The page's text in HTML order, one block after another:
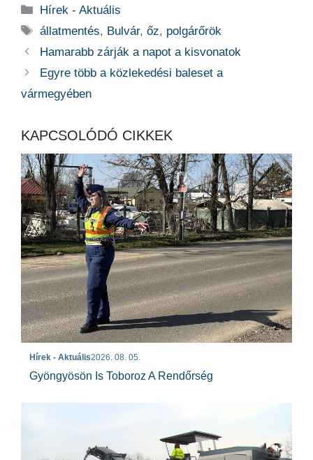
Kategória
Hírek - Aktuális
Címkék
állatmentés, Bulvár,őz, polgárőrök
Hamarabb zárják a napot a kisvonatok
Egyre több a közlekedési baleset a
vármegyében
KAPCSOLÓDÓ CIKKEK
Hírek - Aktuális2026. 08. 05.
Gyöngyösön Is Toboroz A Rendőrség